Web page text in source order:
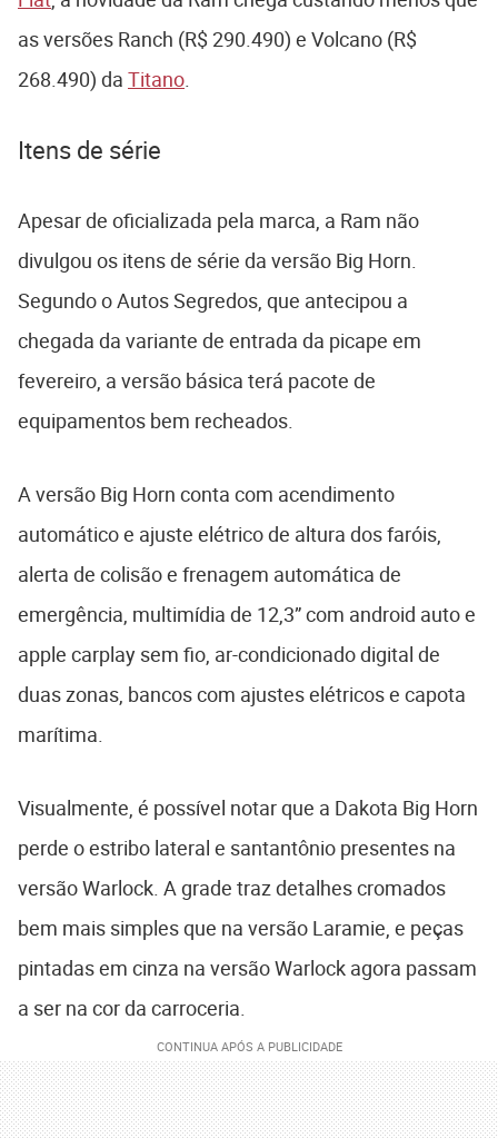
as versões Ranch (R$ 290.490) e Volcano (R$
268.490) da Titano
Itens de série
Apesar de oficializada pela marca, a Ram não
divulgou os itens de série da versão Big Horn.
Segundo o Autos Segredos, que antecipou a
chegada da variante de entrada da picape em
fevereiro, a versão básica terá pacote de
equipamentos bem recheados.
A versão Big Horn conta com acendimento
automático e ajuste elétrico de altura dos faróis,
alerta de colisão e frenagem automática de
emergência, multimídia de 12,3” com android auto e
apple carplay sem fio, ar-condicionado digital de
duas zonas, bancos com ajustes elétricos e capota
marítima.
Visualmente, é possível notar que a Dakota Big Horn
perde o estribo lateral e santantônio presentes na
versão Warlock. A grade traz detalhes cromados
bem mais simples que na versão Laramie, e peças
pintadas em cinza na versão Warlock agora passam
a ser na cor da carroceria.